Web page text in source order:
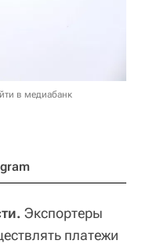
в медиабанк
Экспортеры
платежи